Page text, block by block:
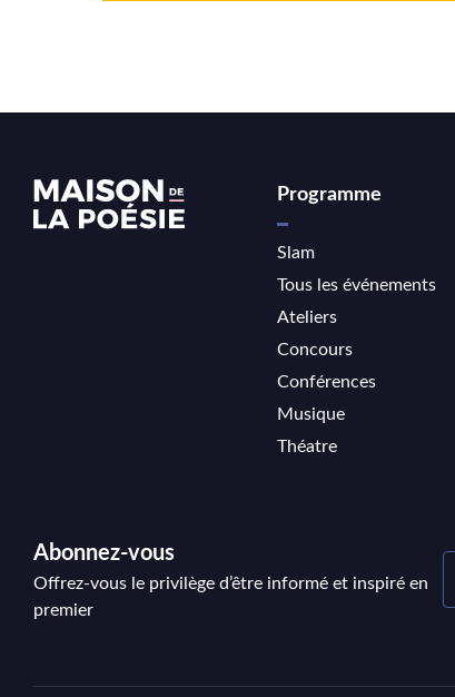
Programme
Slam
Tous les événements
Ateliers
Concours
Conférences
Musique
Théatre
Abonnez-vous
Offrez-vous le privilège d’être informé et inspiré en
premier